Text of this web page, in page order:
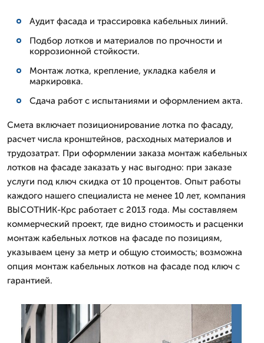
Аудит фасада и трассировка кабельных линий.
Подбор лотков и материалов по прочности и
коррозионной стойкости.
Монтаж лотка, крепление, укладка кабеля и
маркировка.
Сдача работ с испытаниями и оформлением акта.
Смета включает позиционирование лотка по фасаду,
расчет числа кронштейнов, расходных материалов и
трудозатрат. При оформлении заказа монтаж кабельных
лотков на фасаде заказать у нас выгодно: при заказе
услуги под ключ скидка от 10 процентов. Опыт работы
каждого нашего специалиста не менее 10 лет, компания
ВЫСОТНИК-Крс работает с 2013 года. Мы составляем
коммерческий проект, где видно стоимость и расценки
монтаж кабельных лотков на фасаде по позициям,
указываем цену за метр и общую стоимость; возможна
опция монтаж кабельных лотков на фасаде под ключ с
гарантией.